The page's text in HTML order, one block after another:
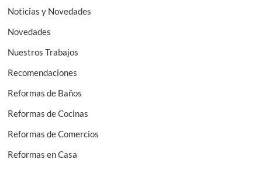
Noticias y Novedades
Novedades
Nuestros Trabajos
Recomendaciones
Reformas de Baños
Reformas de Cocinas
Reformas de Comercios
Reformas en Casa